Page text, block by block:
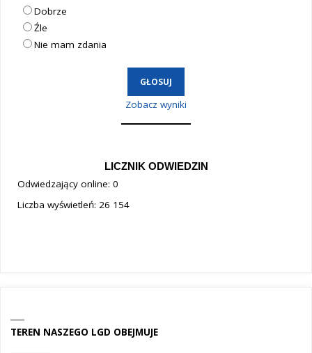
Dobrze
Źle
Nie mam zdania
Zobacz wyniki
LICZNIK ODWIEDZIN
Odwiedzający online: 0
Liczba wyświetleń: 26 154
TEREN NASZEGO LGD OBEJMUJE